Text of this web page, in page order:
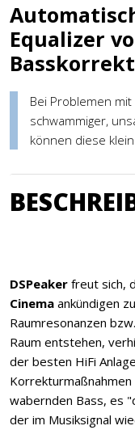
Equalizer
Bei Problemen
schwammiger,
können diese
DSPeaker freut sich,
Cinema ankündigen
Raumresonanzen
Raum entstehen,
der besten HiFi
wabernden Bass, es
der im Musiksignal